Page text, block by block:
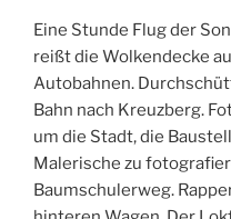
Eine Stunde Flug der
reißt die Wolkendecke
Autobahnen.
Bahn nach Kreuzberg.
um die Stadt, die
Malerische zu
Baumschulerweg.